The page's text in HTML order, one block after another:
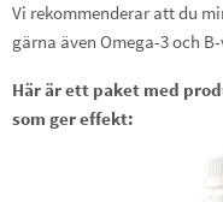
Vi rekommenderar att du
gärna även Omega-3 och
Här är ett paket med
som ger effekt: